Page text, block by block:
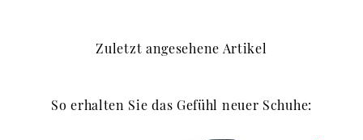
Zuletzt angesehene Artikel
So erhalten Sie das Gefühl neuer Schuhe: